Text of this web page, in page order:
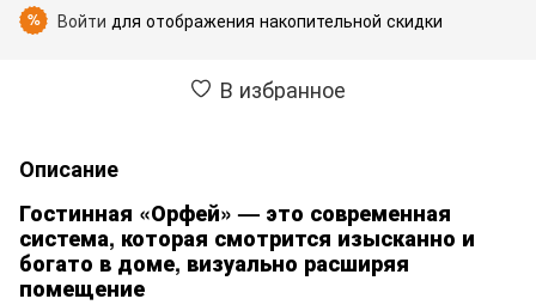
% Войти для отображения накопительной скидки
В избранное
Описание
Гостинная «Орфей» — это современная
система, которая смотрится изысканно и
богато в доме, визуально расширяя
помещение